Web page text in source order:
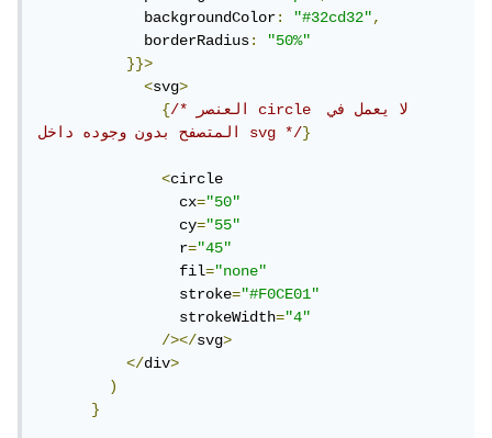
            backgroundColor
: "#32cd32",
            borderRadius
:
"50%"
}}>
<svg>
{/* العنصر circle لا يعمل في
المتصفح بدون وجوده داخل svg */}
<circle
                cx
="50"
                cy
="55"
                r
="45"
                fil
="none"
                stroke
="#F0CE01"
                strokeWidth
="4"
/></svg>
</div>
)
}